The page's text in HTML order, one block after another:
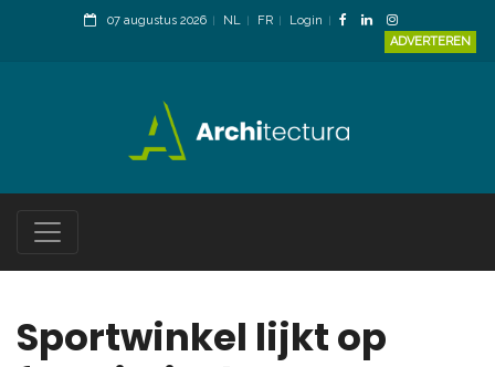
07 augustus 2026 NL FR
Login
ADVERTEREN
Sportwinkel lijkt op